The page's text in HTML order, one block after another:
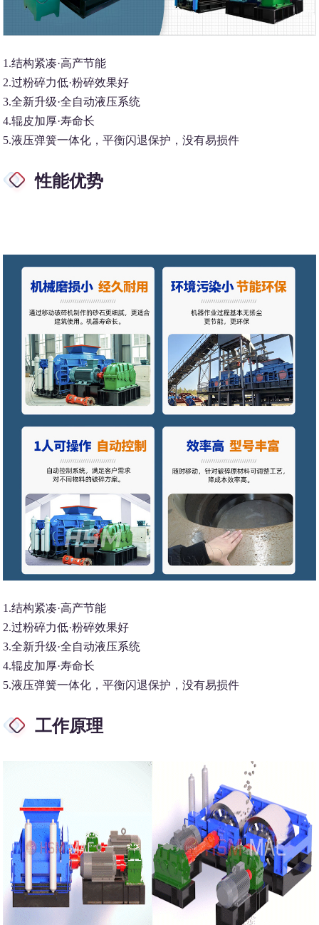
1.结构紧凑·高产节能
2.过粉碎力低·粉碎效果好
3.全新升级·全自动液压系统
4.辊皮加厚·寿命长
5.液压弹簧一体化，平衡闪退保护，没有易损件
性能优势
1.结构紧凑·高产节能
2.过粉碎力低·粉碎效果好
3.全新升级·全自动液压系统
4.辊皮加厚·寿命长
5.液压弹簧一体化，平衡闪退保护，没有易损件
工作原理